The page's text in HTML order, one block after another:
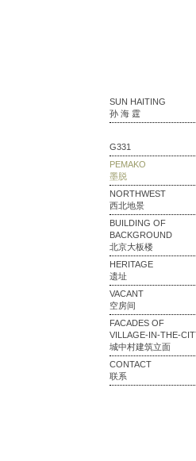
SUN HAITING
孙 海 霆
G331
PEMAKO
墨脱
NORTHWEST
西北地景
BUILDING OF
BACKGROUND
北京大板楼
HERITAGE
遗址
VACANT
空房间
FACADES OF
VILLAGE-IN-THE-
城中村建筑立面
CONTACT
联系